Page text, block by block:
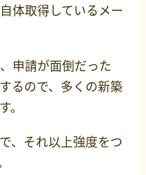
体取得しているメー
申請が面倒だった
るので、多くの新築
。
、それ以上強度をつ